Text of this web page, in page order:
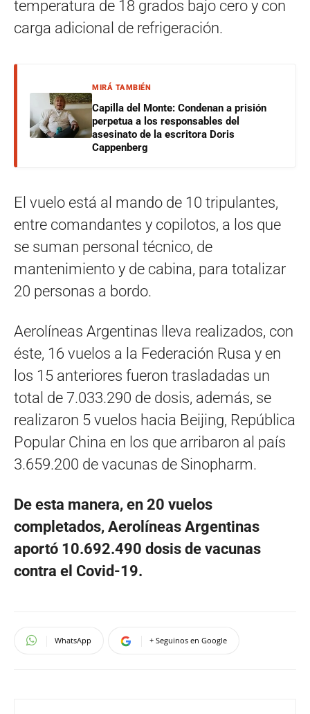
temperatura de 18 grados bajo cero y con
carga adicional de refrigeración.
MIRÁ TAMBIÉN
Capilla del Monte: Condenan a prisión
perpetua a los responsables del
asesinato de la escritora Doris
Cappenberg
El vuelo está al mando de 10 tripulantes,
entre comandantes y copilotos, a los que
se suman personal técnico, de
mantenimiento y de cabina, para totalizar
20 personas a bordo.
Aerolíneas Argentinas lleva realizados, con
éste, 16 vuelos a la Federación Rusa y en
los 15 anteriores fueron trasladadas un
total de 7.033.290 de dosis, además, se
realizaron 5 vuelos hacia Beijing, República
Popular China en los que arribaron al país
3.659.200 de vacunas de Sinopharm.
De esta manera, en 20 vuelos
completados, Aerolíneas Argentinas
aportó 10.692.490 dosis de vacunas
contra el Covid-19.
WhatsApp + Seguinos en Google